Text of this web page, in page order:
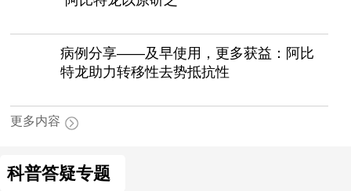
病例分享——及早使用，更多获益：阿比
特龙助力转移性去势抵抗性
更多内容
科普答疑专题